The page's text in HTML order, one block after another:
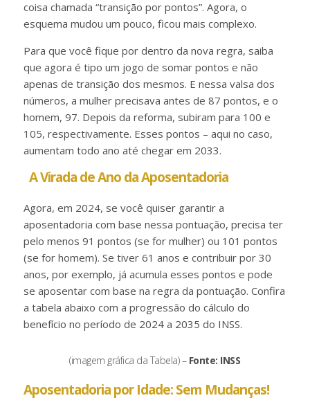
coisa chamada “transição por pontos”. Agora, o
esquema mudou um pouco, ficou mais complexo.
Para que você fique por dentro da nova regra, saiba
que agora é tipo um jogo de somar pontos e não
apenas de transição dos mesmos. E nessa valsa dos
números, a mulher precisava antes de 87 pontos, e o
homem, 97. Depois da reforma, subiram para 100 e
105, respectivamente. Esses pontos – aqui no caso,
aumentam todo ano até chegar em 2033.
A Virada de Ano da Aposentadoria
Agora, em 2024, se você quiser garantir a
aposentadoria com base nessa pontuação, precisa ter
pelo menos 91 pontos (se for mulher) ou 101 pontos
(se for homem). Se tiver 61 anos e contribuir por 30
anos, por exemplo, já acumula esses pontos e pode
se aposentar com base na regra da pontuação. Confira
a tabela abaixo com a progressão do cálculo do
benefício no período de 2024 a 2035 do INSS.
(imagem gráfica da Tabela) – Fonte: INSS
Aposentadoria por Idade: Sem Mudanças!